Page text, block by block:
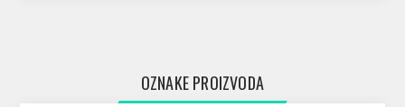
OZNAKE PROIZVODA